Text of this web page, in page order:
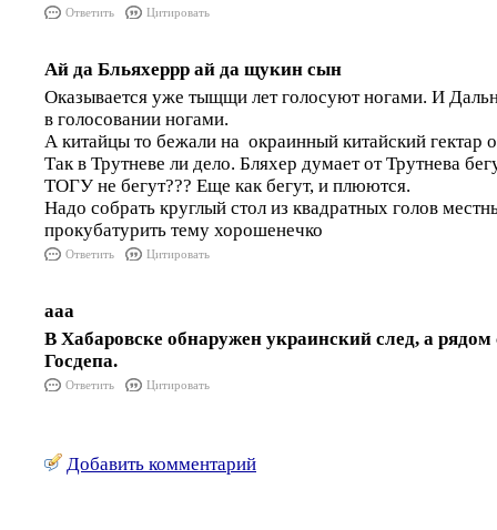
Ответить Цитировать
Ай да Бльяхеррр ай да щукин сын
Оказывается уже тыщщи лет голосуют ногами. И
в голосовании ногами.
А китайцы то бежали на окраинный китайский гектар
Так в Трутневе ли дело. Бляхер думает от Трутнева
ТОГУ не бегут??? Еще как бегут, и плюются.
Надо собрать круглый стол из квадратных голов
прокубатурить тему хорошенечко
Ответить Цитировать
ааа
В Хабаровске обнаружен украинский след, а рядом
Госдепа.
Ответить Цитировать
Добавить комментарий